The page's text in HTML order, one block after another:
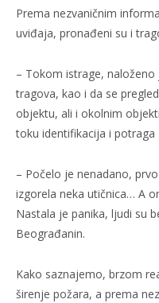
Prema nezvaničnim
uviđaja, pronađeni su i
– Tokom istrage,
tragova, kao i da se
objektu, ali i okolnim
toku identifikacija i potraga
– Počelo je nenadano,
izgorela neka utičnica… A
Nastala je panika, ljudi su
Beograđanin.
Kako saznajemo, brzom
širenje požara, a prema